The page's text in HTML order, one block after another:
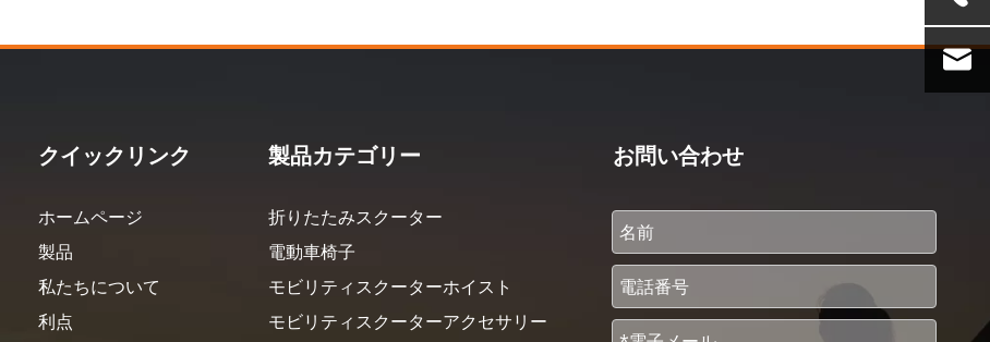
クイックリンク
ホームページ
製品
私たちについて
利点
製品カテゴリー
折りたたみスクーター
電動車椅子
モビリティスクーターホイスト
モビリティスクーターアクセサリー
お問い合わせ